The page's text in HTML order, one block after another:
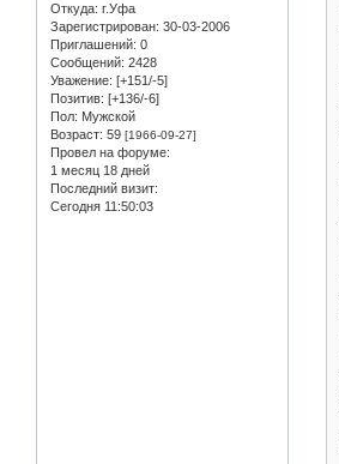
Откуда: г.Уфа
Зарегистрирован: 30-03-2006
Приглашений: 0
Сообщений: 2428
Уважение: [+151/-5]
Позитив: [+136/-6]
Пол: Мужской
Возраст: 59 [1966-09-27]
Провел на форуме:
1 месяц 18 дней
Последний визит:
Сегодня 11:50:03